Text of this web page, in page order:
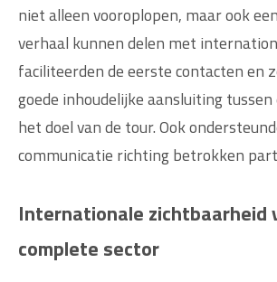
niet alleen vooroplopen, maar ook
verhaal kunnen delen met
faciliteerden de eerste contacten en
goede inhoudelijke aansluiting
het doel van de tour. Ook
communicatie richting betrokken
Internationale zichtbaarheid
complete sector